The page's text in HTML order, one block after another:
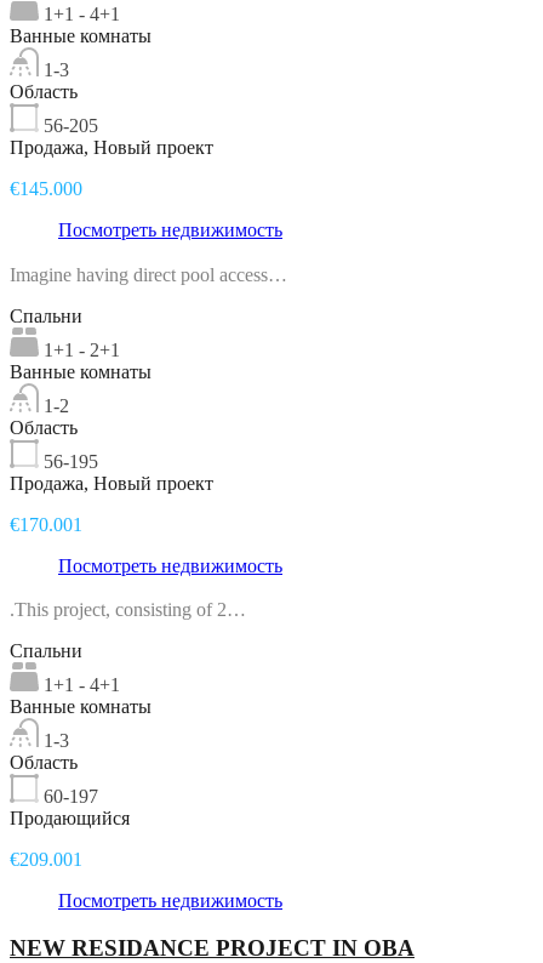
1+1 - 4+1
Ванные комнаты
1-3
Область
56-205
Продажа, Новый проект
€145.000
Посмотреть недвижимость
Imagine having direct pool access…
Спальни
1+1 - 2+1
Ванные комнаты
1-2
Область
56-195
Продажа, Новый проект
€170.001
Посмотреть недвижимость
.This project, consisting of 2…
Спальни
1+1 - 4+1
Ванные комнаты
1-3
Область
60-197
Продающийся
€209.001
Посмотреть недвижимость
NEW RESIDANCE PROJECT IN OBA